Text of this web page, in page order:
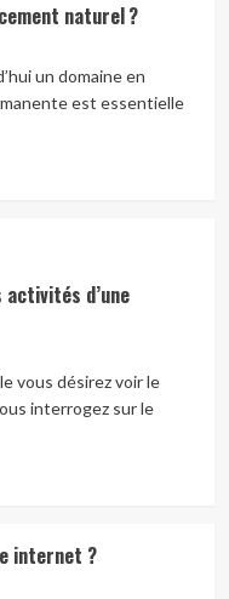
naturel ?
un domaine en
est essentielle
activités d’une
vous désirez voir le
interrogez sur le
internet ?